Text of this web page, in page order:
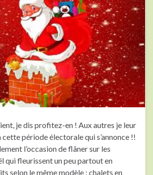
je dis profitez-en ! Aux autres je leur
cette période électorale qui s’annonce !!
l’occasion de flâner sur les
qui fleurissent un peu partout en
selon le même modèle : chalets en